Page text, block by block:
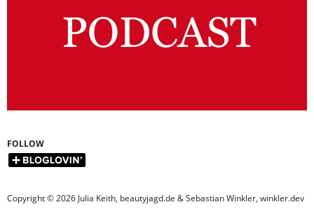
FOLLOW
Copyright © 2026 Julia Keith, beautyjagd.de & Sebastian Winkler, winkler.dev